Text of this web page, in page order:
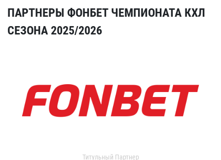
ПАРТНЕРЫ ФОНБЕТ ЧЕМПИОНАТА КХЛ
СЕЗОНА 2025/2026
Титульный Партнер